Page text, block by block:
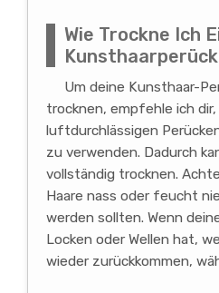
Wie Trockne Ich
Um deine Kunsthaar-
trocknen, empfehle ich dir,
luftdurchlässigen
zu verwenden. Dadurch
vollständig trocknen.
Haare nass oder feucht
werden sollten. Wenn
Locken oder Wellen hat,
wieder zurückkommen,